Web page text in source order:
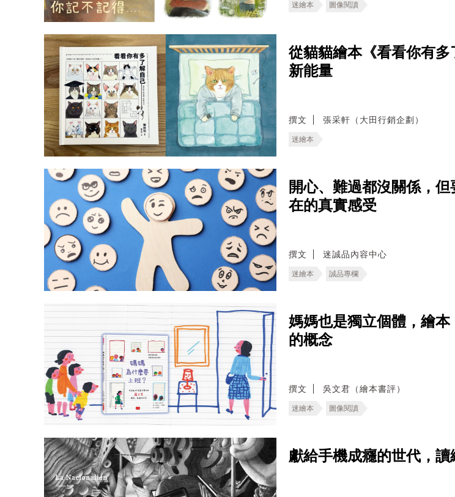
迷繪本 圖像閱讀
從貓貓繪本《看看你有
新能量
撰文 張采軒（大田行銷企劃）
迷繪本
開心、難過都沒關係，
在的真實感受
撰文 迷誠品內容中心
迷繪本 誠品專欄
媽媽也是獨立個體，繪
的概念
撰文 吳文君（繪本書評）
迷繪本 圖像閱讀
獻給手機成癮的世代，